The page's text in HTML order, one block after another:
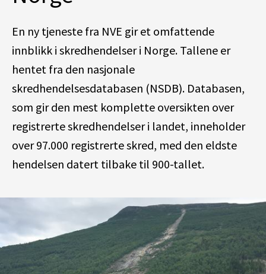
En ny tjeneste fra NVE gir et omfattende
innblikk i skredhendelser i Norge. Tallene er
hentet fra den nasjonale
skredhendelsesdatabasen (NSDB). Databasen,
som gir den mest komplette oversikten over
registrerte skredhendelser i landet, inneholder
over 97.000 registrerte skred, med den eldste
hendelsen datert tilbake til 900-tallet.